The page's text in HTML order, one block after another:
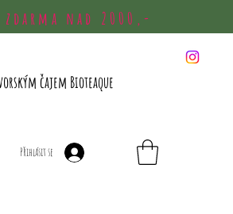
zdarma nad 2000,-
čajem Bioteaque
Přihlásit se